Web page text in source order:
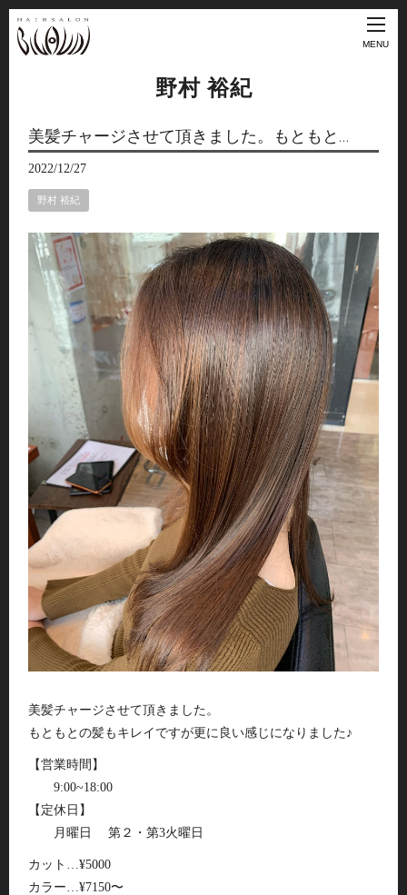
MENU
野村 裕紀
美髪チャージさせて頂きました。もともと…
2022/12/27
野村 裕紀
美髪チャージさせて頂きました。
もともとの髪もキレイですが更に良い感じになりました♪
【営業時間】
9:00~18:00
【定休日】
月曜日 第２・第3火曜日
カット…¥5000
カラー…¥7150〜